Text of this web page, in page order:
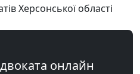
Херсонської області
онлайн